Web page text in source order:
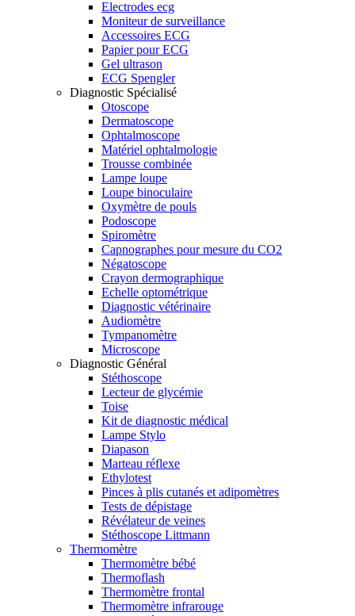
Electrodes ecg
Moniteur de surveillance
Accessoires ECG
Papier pour ECG
Gel ultrason
ECG Spengler
Diagnostic Spécialisé
Otoscope
Dermatoscope
Ophtalmoscope
Matériel ophtalmologie
Trousse combinée
Lampe loupe
Loupe binoculaire
Oxymètre de pouls
Podoscope
Spiromètre
Capnographes pour mesure du CO2
Négatoscope
Crayon dermographique
Echelle optométrique
Diagnostic vétérinaire
Audiomètre
Tympanomètre
Microscope
Diagnostic Général
Stéthoscope
Lecteur de glycémie
Toise
Kit de diagnostic médical
Lampe Stylo
Diapason
Marteau réflexe
Ethylotest
Pinces à plis cutanés et adipomètres
Tests de dépistage
Révélateur de veines
Stéthoscope Littmann
Thermomètre
Thermomètre bébé
Thermoflash
Thermomètre frontal
Thermomètre infrarouge